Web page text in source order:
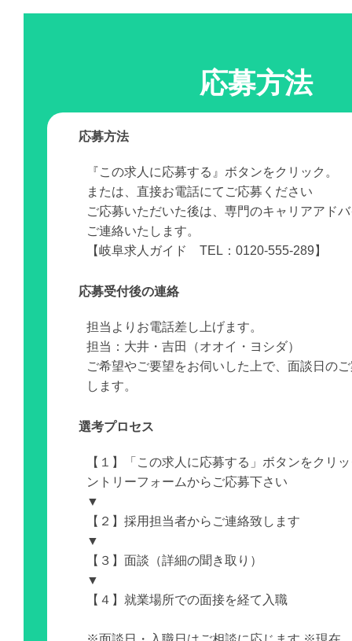
応募方法
応募方法
『この求人に応募する』ボタンをクリック。
または、直接お電話にてご応募ください
ご応募いただいた後は、専門のキャリアアド
ご連絡いたします。
【岐阜求人ガイド TEL：0120-555-289】
応募受付後の連絡
担当よりお電話差し上げます。
担当：大井・吉田（オオイ・ヨシダ）
ご希望やご要望をお伺いした上で、面談日の
します。
選考プロセス
【１】「この求人に応募する」ボタンをクリ
ントリーフォームからご応募下さい
▼
【２】採用担当者からご連絡致します
▼
【３】面談（詳細の聞き取り）
▼
【４】就業場所での面接を経て入職